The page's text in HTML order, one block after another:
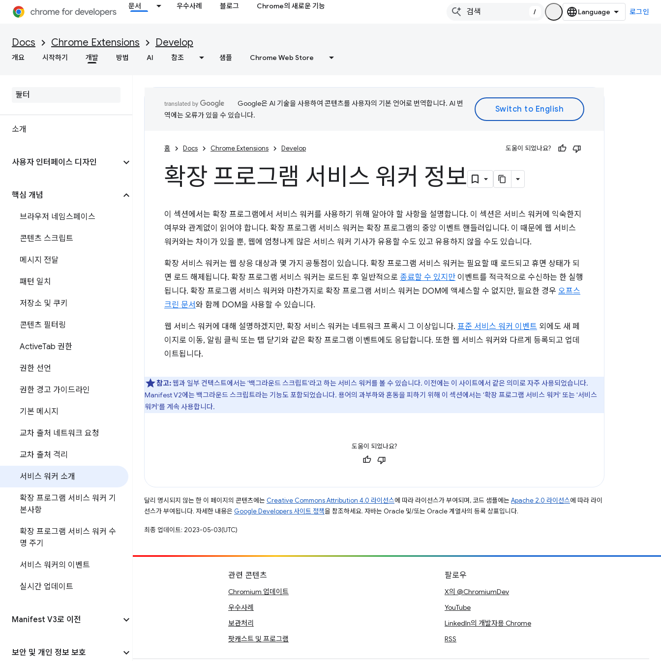
문서 우수사례 블로그 Chrome의 새로운 기능
/ 로그인
Docs Chrome Extensions Develop
개요 시작하기 개발 방법 AI 참조 샘플 Chrome Web Store
소개
사용자 인터페이스 디자인
핵심 개념
브라우저 네임스페이스
콘텐츠 스크립트
메시지 전달
패턴 일치
저장소 및 쿠키
콘텐츠 필터링
ActiveTab 권한
권한 선언
권한 경고 가이드라인
기본 메시지
교차 출처 네트워크 요청
교차 출처 격리
서비스 워커 소개
확장 프로그램 서비스 워커 기
본사항
확장 프로그램 서비스 워커 수
명 주기
서비스 워커의 이벤트
실시간 업데이트
Manifest V3로 이전
보안 및 개인 정보 보호
Google은 AI 기술을 사용하여 콘텐츠를 사용자의 기본 언어로 번역합니다. AI 번
역에는 오류가 있을 수 있습니다.
홈 Docs Chrome Extensions Develop 도움이 되었나요?
확장 프로그램 서비스 워커 정보
이 섹션에서는 확장 프로그램에서 서비스 워커를 사용하기 위해 알아야 할 사항을 설명합니다. 이 섹션은 서비스 워커에 익숙한지
여부와 관계없이 읽어야 합니다. 확장 프로그램 서비스 워커는 확장 프로그램의 중앙 이벤트 핸들러입니다. 이 때문에 웹 서비스
워커와는 차이가 있을 뿐, 웹에 엄청나게 많은 서비스 워커 기사가 유용할 수도 있고 유용하지 않을 수도 있습니다.
확장 서비스 워커는 웹 상응 대상과 몇 가지 공통점이 있습니다. 확장 프로그램 서비스 워커는 필요할 때 로드되고 휴면 상태가 되
면 로드 해제됩니다. 확장 프로그램 서비스 워커는 로드된 후 일반적으로 종료할 수 있지만 이벤트를 적극적으로 수신하는 한 실행
됩니다. 확장 프로그램 서비스 워커와 마찬가지로 확장 프로그램 서비스 워커는 DOM에 액세스할 수 없지만, 필요한 경우 오프스
크린 문서와 함께 DOM을 사용할 수 있습니다.
웹 서비스 워커에 대해 설명하겠지만, 확장 서비스 워커는 네트워크 프록시 그 이상입니다. 표준 서비스 워커 이벤트 외에도 새 페
이지로 이동, 알림 클릭 또는 탭 닫기와 같은 확장 프로그램 이벤트에도 응답합니다. 또한 웹 서비스 워커와 다르게 등록되고 업데
이트됩니다.
참고:웹과 일부 컨텍스트에서는 '백그라운드 스크립트'라고 하는 서비스 워커를 볼 수 있습니다. 이전에는 이 사이트에서 같은 의미로 자주 사용되었습니다.
Manifest V2에는 백그라운드 스크립트라는 기능도 포함되었습니다. 용어의 과부하와 혼동을 피하기 위해 이 섹션에서는 '확장 프로그램 서비스 워커' 또는 '서비스
워커'를 계속 사용합니다.
도움이 되었나요?
달리 명시되지 않는 한 이 페이지의 콘텐츠에는 Creative Commons Attribution 4.0 라이선스에 따라 라이선스가 부여되며, 코드 샘플에는 Apache 2.0 라이선스에 따라 라이
선스가 부여됩니다. 자세한 내용은 Google Developers 사이트 정책을 참조하세요. 자바는 Oracle 및/또는 Oracle 계열사의 등록 상표입니다.
최종 업데이트: 2023-05-03(UTC)
버그 신고
관련 콘텐츠
Chromium 업데이트
우수사례
보관처리
팟캐스트 및 프로그램
팔로우
X의 @ChromiumDev
YouTube
LinkedIn의 개발자용 Chrome
RSS